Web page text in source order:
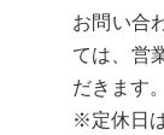
お問い合
ては、営
だきます。
※定休日